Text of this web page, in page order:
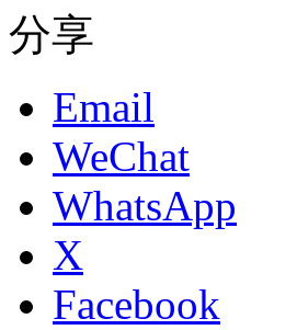
分享
Email
WeChat
WhatsApp
X
Facebook